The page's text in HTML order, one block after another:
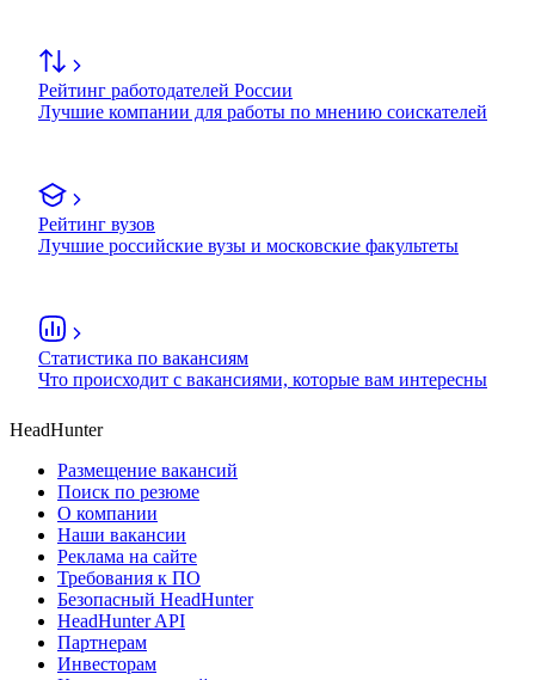
Рейтинг работодателей России
Лучшие компании для работы по мнению соискателей
Рейтинг вузов
Лучшие российские вузы и московские факультеты
Статистика по вакансиям
Что происходит с вакансиями, которые вам интересны
HeadHunter
Размещение вакансий
Поиск по резюме
О компании
Наши вакансии
Реклама на сайте
Требования к ПО
Безопасный HeadHunter
HeadHunter API
Партнерам
Инвесторам